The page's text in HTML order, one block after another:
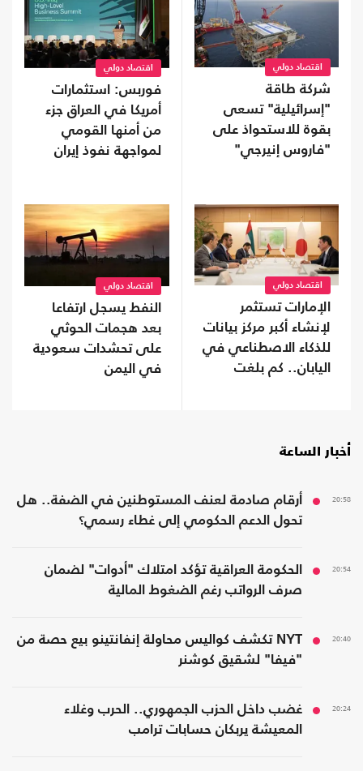
اقتصاد دولي
شركة طاقة
"إسرائيلية" تسعى
بقوة للاستحواذ على
"فاروس إنيرجي"
اقتصاد دولي
فوربس: استثمارات
أمريكا في العراق جزء
من أمنها القومي
لمواجهة نفوذ إيران
اقتصاد دولي
الإمارات تستثمر
لإنشاء أكبر مركز بيانات
للذكاء الاصطناعي في
اليابان.. كم بلغت
اقتصاد دولي
النفط يسجل ارتفاعا
بعد هجمات الحوثي
على تحشدات سعودية
في اليمن
أخبار الساعة
20:58
أرقام صادمة لعنف المستوطنين في الضفة.. هل
تحول الدعم الحكومي إلى غطاء رسمي؟
20:54
الحكومة العراقية تؤكد امتلاك "أدوات" لضمان
صرف الرواتب رغم الضغوط المالية
20:40
NYT تكشف كواليس محاولة إنفانتينو بيع حصة من
"فيفا" لشقيق كوشنر
20:24
غضب داخل الحزب الجمهوري.. الحرب وغلاء
المعيشة يربكان حسابات ترامب